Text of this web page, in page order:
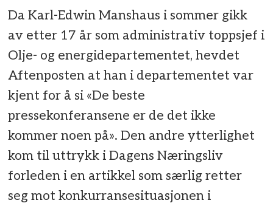
Da Karl-Edwin Manshaus i sommer gikk
av etter 17 år som administrativ toppsjef i
Olje- og energidepartementet, hevdet
Aftenposten at han i departementet var
kjent for å si «De beste
pressekonferansene er de det ikke
kommer noen på». Den andre ytterlighet
kom til uttrykk i Dagens Næringsliv
forleden i en artikkel som særlig retter
seg mot konkurransesituasjonen i